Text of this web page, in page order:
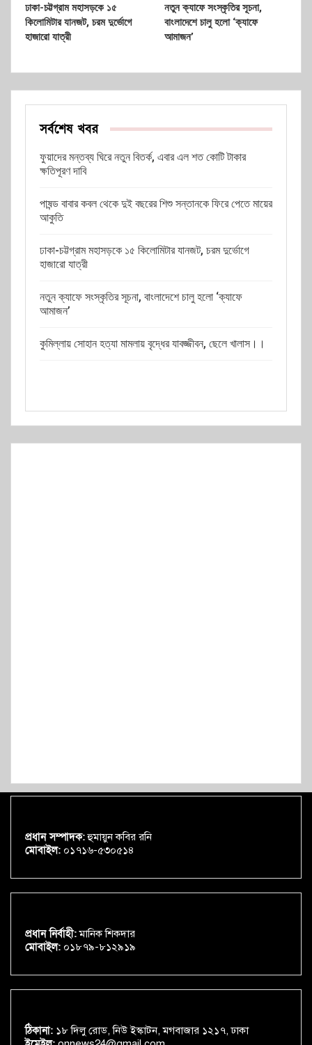
ঢাকা-চট্টগ্রাম মহাসড়কে ১৫
কিলোমিটার যানজট, চরম দুর্ভোগে
হাজারো যাত্রী
নতুন ক্যাফে সংস্কৃতির সূচনা,
বাংলাদেশে চালু হলো ‘ক্যাফে
আমাজন’
সর্বশেষ খবর
ফুয়াদের মন্তব্য ঘিরে নতুন বিতর্ক, এবার এল শত কোটি টাকার
ক্ষতিপূরণ দাবি
পাষন্ড বাবার কবল থেকে দুই বছরের শিশু সন্তানকে ফিরে পেতে মায়ের
আকুতি
ঢাকা-চট্টগ্রাম মহাসড়কে ১৫ কিলোমিটার যানজট, চরম দুর্ভোগে
হাজারো যাত্রী
নতুন ক্যাফে সংস্কৃতির সূচনা, বাংলাদেশে চালু হলো ‘ক্যাফে
আমাজন’
কুমিল্লায় সোহান হত্যা মামলায় বৃদ্ধের যাবজ্জীবন, ছেলে খালাস।।
প্রধান সম্পাদক:হুমায়ুন কবির রনি
মোবাইল: ০১৭১৬-৫৩০৫১৪
প্রধান নির্বাহী:মানিক শিকদার
মোবাইল: ০১৮৭৯-৮১২৯১৯
ঠিকানা: ১৮ দিলু রোড, নিউ ইস্কাটন, মগবাজার ১২১৭, ঢাকা